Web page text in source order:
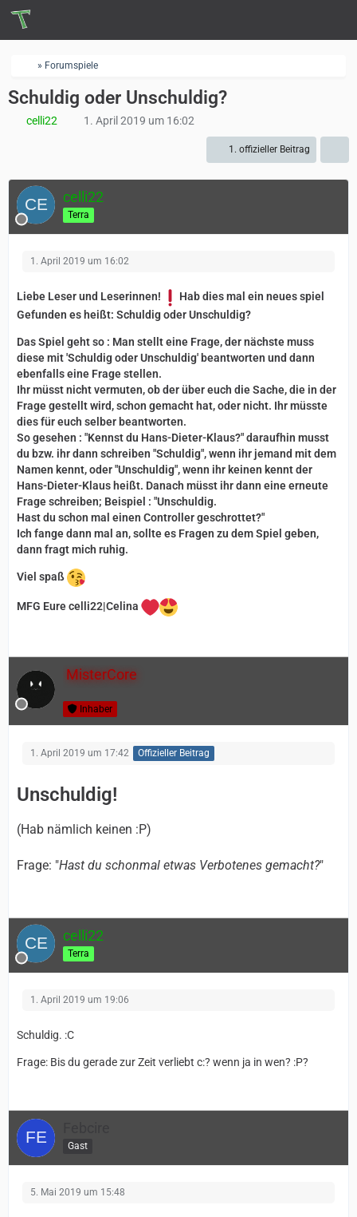
» Forumspiele
Schuldig oder Unschuldig?
celli22 1. April 2019 um 16:02
1. offizieller Beitrag
celli22
Terra
1. April 2019 um 16:02
Liebe Leser und Leserinnen!
Hab dies mal ein neues spiel
Gefunden es heißt: Schuldig oder Unschuldig?
Das Spiel geht so : Man stellt eine Frage, der nächste muss
diese mit 'Schuldig oder Unschuldig' beantworten und dann
ebenfalls eine Frage stellen.
Ihr müsst nicht vermuten, ob der über euch die Sache, die in der
Frage gestellt wird, schon gemacht hat, oder nicht. Ihr müsste
dies für euch selber beantworten.
So gesehen : "Kennst du Hans-Dieter-Klaus?" daraufhin musst
du bzw. ihr dann schreiben "Schuldig", wenn ihr jemand mit dem
Namen kennt, oder "Unschuldig", wenn ihr keinen kennt der
Hans-Dieter-Klaus heißt. Danach müsst ihr dann eine erneute
Frage schreiben; Beispiel : "Unschuldig.
Hast du schon mal einen Controller geschrottet?"
Ich fange dann mal an, sollte es Fragen zu dem Spiel geben,
dann fragt mich ruhig.
Viel spaß
MFG Eure celli22|Celina
MisterCore
Inhaber
1. April 2019 um 17:42 Offizieller Beitrag
Unschuldig!
(Hab nämlich keinen :P)
Frage: "Hast du schonmal etwas Verbotenes gemacht?"
celli22
Terra
1. April 2019 um 19:06
Schuldig. :C
Frage: Bis du gerade zur Zeit verliebt c:? wenn ja in wen? :P?
Gast
5. Mai 2019 um 15:48